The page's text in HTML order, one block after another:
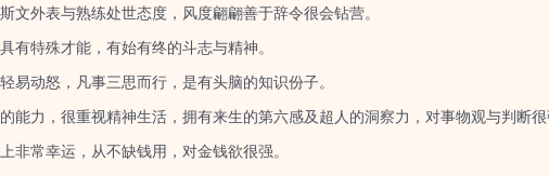
外表与熟练处世态度，风度翩翩善于辞令很会钻营。
特殊才能，有始有终的斗志与精神。
动怒，凡事三思而行，是有头脑的知识份子。
力，很重视精神生活，拥有来生的第六感及超人的洞察力，对事物观与判断很
常幸运，从不缺钱用，对金钱欲很强。